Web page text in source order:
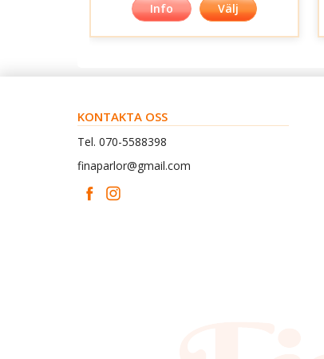
Info Välj
KONTAKTA OSS
Tel. 070-5588398
finaparlor@gmail.com